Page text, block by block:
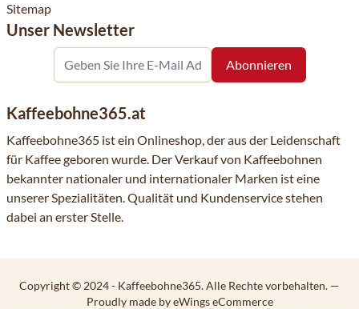
Sitemap
Unser Newsletter
Kaffeebohne365.at
Kaffeebohne365 ist ein Onlineshop, der aus der Leidenschaft
für Kaffee geboren wurde. Der Verkauf von Kaffeebohnen
bekannter nationaler und internationaler Marken ist eine
unserer Spezialitäten. Qualität und Kundenservice stehen
dabei an erster Stelle.
Copyright © 2024 - Kaffeebohne365. Alle Rechte vorbehalten. —
Proudly made by eWings eCommerce